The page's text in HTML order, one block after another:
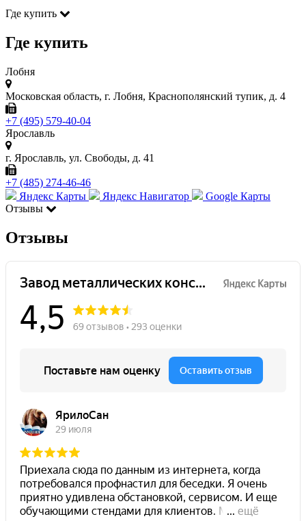
Где купить
Где купить
Лобня
Московская область, г. Лобня, Краснополянский тупик, д. 4
+7 (495) 579-40-04
Ярославль
г. Ярославль, ул. Свободы, д. 41
+7 (485) 274-46-46
Яндекс Карты
Яндекс Навигатор
Google Карты
Отзывы
Отзывы